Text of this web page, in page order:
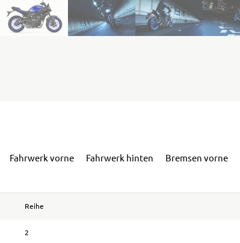
Fahrwerk vorne Fahrwerk hinten Bremsen vorne
Reihe
2